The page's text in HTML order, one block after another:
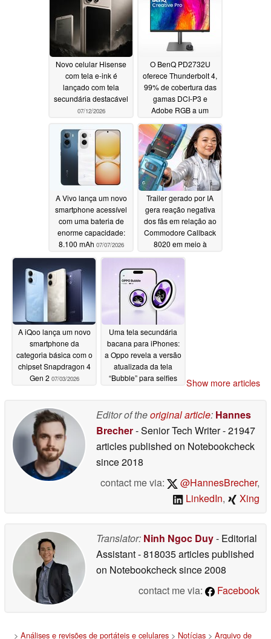
Novo celular Hisense
com tela e-ink é
lançado com tela
secundária destacável
07/12/2026
O BenQ PD2732U
oferece Thunderbolt 4,
99% de cobertura das
gamas DCI-P3 e
Adobe RGB a um
07/07/2026
A Vivo lança um novo
smartphone acessível
com uma bateria de
enorme capacidade:
8.100 mAh 07/07/2026
Trailer gerado por IA
gera reação negativa
dos fãs em relação ao
Commodore Callback
8020 em meio à
A iQoo lança um novo
smartphone da
categoria básica com o
chipset Snapdragon 4
Gen 2 07/03/2026
Uma tela secundária
bacana para iPhones:
a Oppo revela a versão
atualizada da tela
“Bubble” para selfies
Show more articles
Editor of theoriginal article: Hannes
Brecher- Senior Tech Writer- 21947
articles published on Notebookcheck
since 2018
contact me via:
@HannesBrecher,
LinkedIn, Xing
Translator: Ninh Ngoc Duy- Editorial
Assistant- 818035 articles published
on Notebookchecksince 2008
contact me via:
Facebook
> Análises e revisões de portáteis e celulares> Notícias> Arquivo de